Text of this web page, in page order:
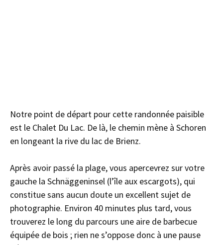
Notre point de départ pour cette randonnée paisible
est le Chalet Du Lac. De là, le chemin mène à Schoren
en longeant la rive du lac de Brienz.
Après avoir passé la plage, vous apercevrez sur votre
gauche la Schnäggeninsel (l’île aux escargots), qui
constitue sans aucun doute un excellent sujet de
photographie. Environ 40 minutes plus tard, vous
trouverez le long du parcours une aire de barbecue
équipée de bois ; rien ne s’oppose donc à une pause